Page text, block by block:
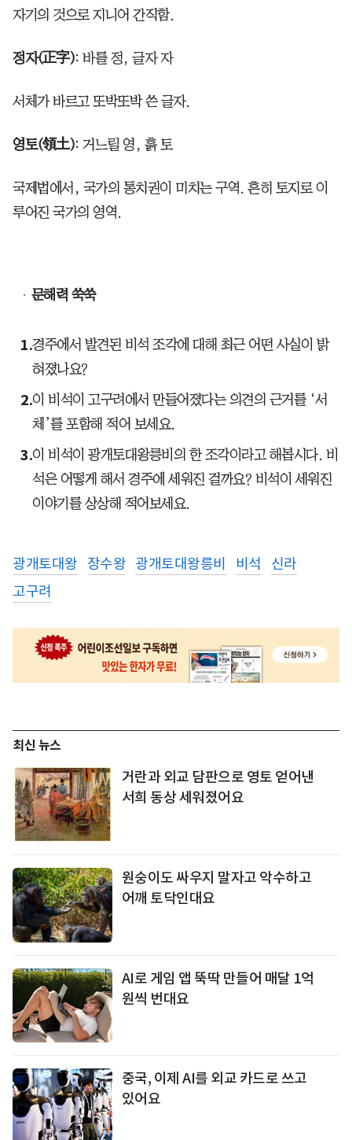
자기의 것으로 지니어 간직함.
정자(正字): 바를 정, 글자 자
서체가 바르고 또박또박 쓴 글자.
영토(領土): 거느릴 영, 흙 토
국제법에서, 국가의 통치권이 미치는 구역. 흔히 토지로 이
루어진 국가의 영역.
문해력 쑥쑥
경주에서 발견된 비석 조각에 대해 최근 어떤 사실이 밝
혀졌나요?
이 비석이 고구려에서 만들어졌다는 의견의 근거를 ‘서
체’를 포함해 적어 보세요.
이 비석이 광개토대왕릉비의 한 조각이라고 해봅시다. 비
석은 어떻게 해서 경주에 세워진 걸까요? 비석이 세워진
이야기를 상상해 적어보세요.
광개토대왕 장수왕 광개토대왕릉비 비석
신라
고구려
최신 뉴스
거란과 외교 담판으로 영토 얻어낸
서희 동상 세워졌어요
원숭이도 싸우지 말자고 악수하고
어깨 토닥인대요
AI로 게임 앱 뚝딱 만들어 매달 1억
원씩 번대요
중국, 이제 AI를 외교 카드로 쓰고
있어요